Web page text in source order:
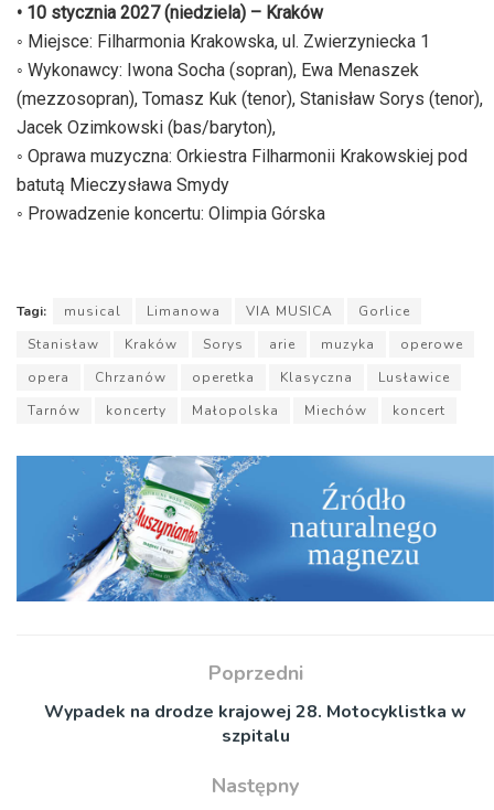
• 10 stycznia 2027 (niedziela) – Kraków
◦ Miejsce: Filharmonia Krakowska, ul. Zwierzyniecka 1
◦ Wykonawcy: Iwona Socha (sopran), Ewa Menaszek
(mezzosopran), Tomasz Kuk (tenor), Stanisław Sorys (tenor),
Jacek Ozimkowski (bas/baryton),
◦ Oprawa muzyczna: Orkiestra Filharmonii Krakowskiej pod
batutą Mieczysława Smydy
◦ Prowadzenie koncertu: Olimpia Górska
Tagi: musical Limanowa VIA MUSICA
Gorlice
Stanisław
Kraków Sorys arie muzyka
operowe
opera
Chrzanów operetka Klasyczna
Lusławice
Tarnów
koncerty Małopolska Miechów koncert
Poprzedni
Wypadek na drodze krajowej 28. Motocyklistka w
szpitalu
Następny